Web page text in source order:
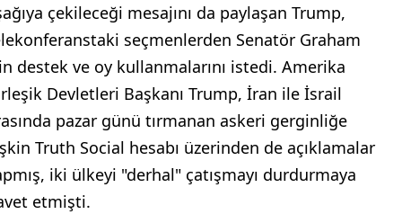
çekileceği mesajını da paylaşan Trump,
seçmenlerden Senatör Graham
destek ve oy kullanmalarını istedi. Amerika
Devletleri Başkanı Trump, İran ile İsrail
pazar günü tırmanan askeri gerginliğe
Truth Social hesabı üzerinden de açıklamalar
iki ülkeyi "derhal" çatışmayı durdurmaya
etmişti.